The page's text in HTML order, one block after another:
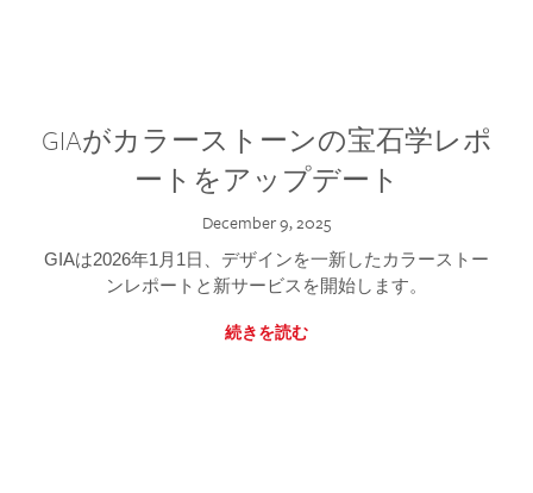
GIAがカラーストーンの宝石学レポ
ートをアップデート
December 9, 2025
GIAは2026年1月1日、デザインを一新したカラーストー
ンレポートと新サービスを開始します。
続きを読む